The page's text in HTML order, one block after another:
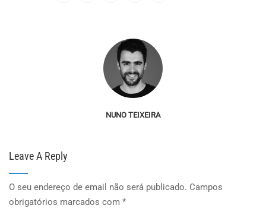
NUNO TEIXEIRA
Leave A Reply
O seu endereço de email não será publicado. Campos
obrigatórios marcados com *